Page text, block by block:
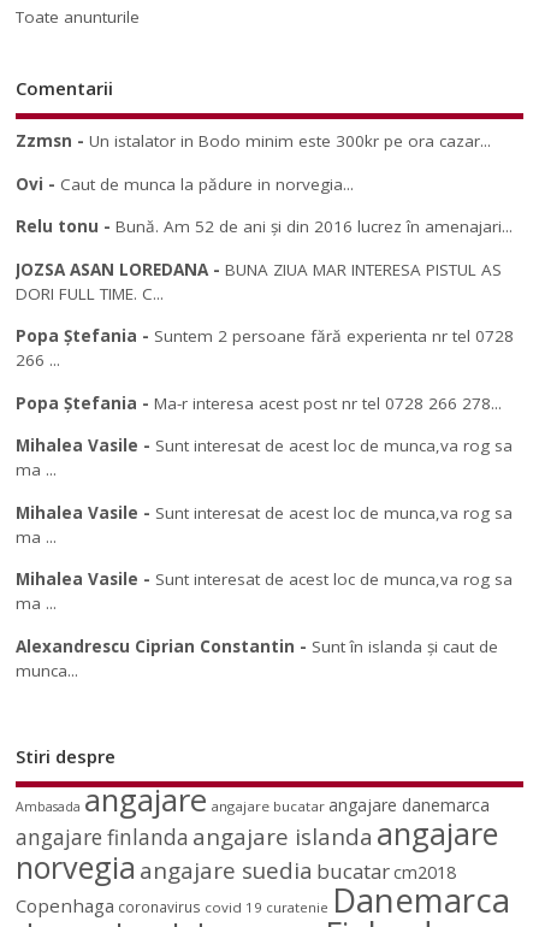
Toate anunturile
Comentarii
Zzmsn -Un istalator in Bodo minim este 300kr pe ora cazar...
Ovi - Caut de munca la pădure in norvegia...
Relu tonu -Bună. Am 52 de ani și din 2016 lucrez în amenajari...
JOZSA ASAN LOREDANA-BUNA ZIUA MAR INTERESA PISTUL AS
DORI FULL TIME. C...
Popa Ștefania - Suntem 2 persoane fără experienta nr tel 0728
266 ...
Popa Ștefania -Ma-r interesa acest post nr tel 0728 266 278...
Mihalea Vasile - Sunt interesat de acest loc de munca,va rog sa
ma ...
Mihalea Vasile - Sunt interesat de acest loc de munca,va rog sa
ma ...
Mihalea Vasile - Sunt interesat de acest loc de munca,va rog sa
ma ...
Alexandrescu Ciprian Constantin - Sunt în islanda și caut de
munca...
Stiri despre
Ambasada angajare angajare bucatar angajare danemarca
angajare finlanda angajare islanda angajare
norvegia angajare suedia bucatarcm2018
Copenhaga coronavirus covid 19 curatenie Danemarca